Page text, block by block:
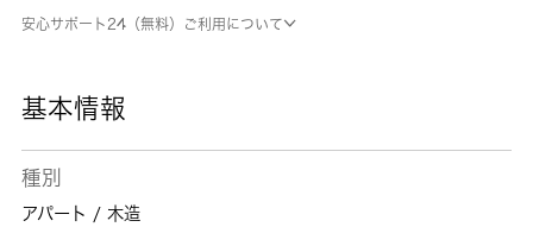
手伝いをいたしますので、是非お問い合わせく
安心サポート24（無料）ご利用について
基本情報
種別
アパート / 木造